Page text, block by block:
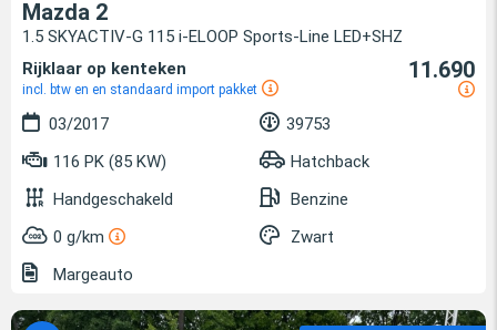
Mazda 2
1.5 SKYACTIV-G 115 i-ELOOP Sports-Line LED+SHZ
Rijklaar op kenteken
incl. btw en en standaard import pakket
11.690
03/2017
39753
116 PK (85 KW)
Hatchback
Handgeschakeld
Benzine
0 g/km
Zwart
Margeauto